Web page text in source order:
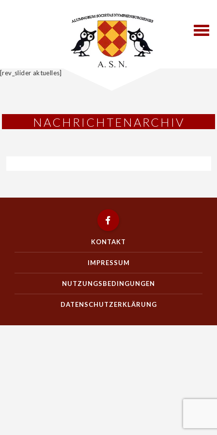
[rev_slider aktuelles]
NACHRICHTENARCHIV
KONTAKT
IMPRESSUM
NUTZUNGSBEDINGUNGEN
DATENSCHUTZERKLÄRUNG